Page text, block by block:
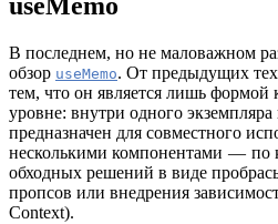
useMemo
В последнем, но не маловажном
обзор useMemo. От предыдущих
тем, что он является лишь
уровне: внутри одного
предназначен для совместного
несколькими компонентами — по
обходных решений в виде
пропсов или внедрения
Context).